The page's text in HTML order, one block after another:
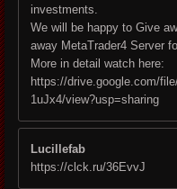
investments.
We will be happy to Give
away MetaTrader4 Server
More in detail watch here:
https://drive.google.com/
1uJx4/view?usp=sharing
Lucillefab
https://clck.ru/36EvvJ